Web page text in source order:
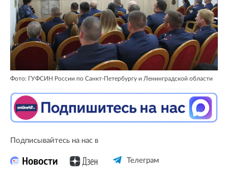
Фото: ГУФСИН России по Санкт-Петербургу и Ленинградской области
Подписывайтесь на нас в
Телеграм